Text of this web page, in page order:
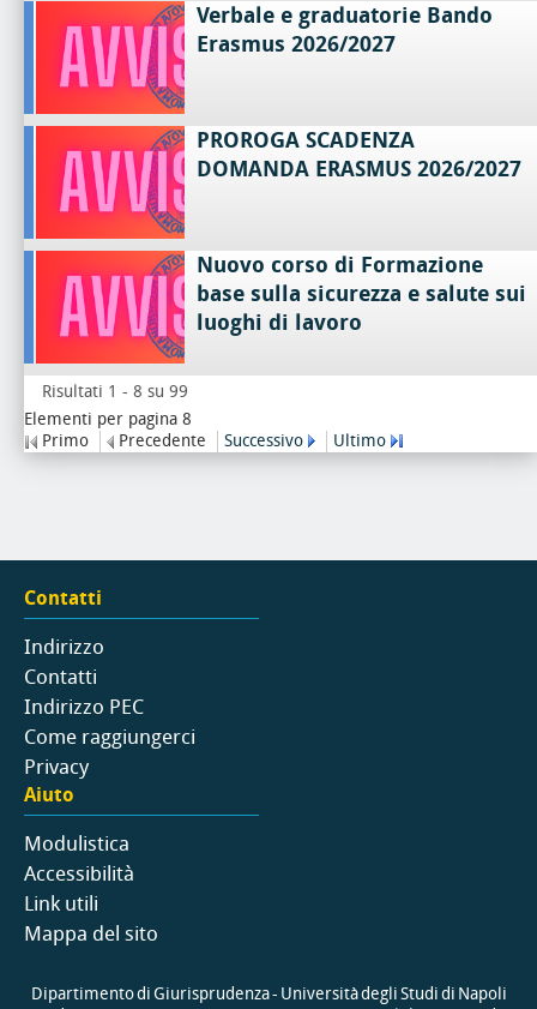
Verbale e graduatorie Bando
Erasmus 2026/2027
PROROGA SCADENZA
DOMANDA ERASMUS 2026/2027
Nuovo corso di Formazione
base sulla sicurezza e salute sui
luoghi di lavoro
Risultati 1 - 8 su 99
Elementi per pagina 8
Primo
Precedente Successivo Ultimo
Contatti
Indirizzo
Contatti
Indirizzo PEC
Come raggiungerci
Privacy
Aiuto
Modulistica
Accessibilità
Link utili
Mappa del sito
Dipartimento di Giurisprudenza - Università degli Studi di Napoli